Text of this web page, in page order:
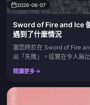
2026-06-07
Sword of Fire and Ice
遇到了什麼情況
當您終於在 Sword of Fire
出「失敗」。這實在令人無
您採取任何行動之前：請勿
的銀行對帳單，弄清楚該筆
閱讀更多